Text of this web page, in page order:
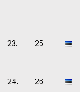
23. 25
24. 26